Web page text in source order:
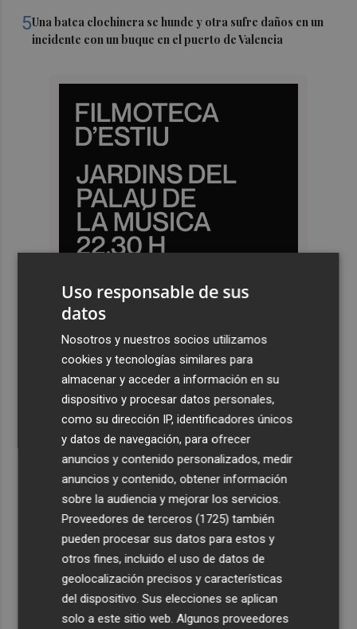
5Una batea clochinera se hunde y otra sufre daños en un
incidente con un buque en el puerto de Valencia
Uso responsable de sus
datos
Nosotros y nuestros socios utilizamos
cookies y tecnologías similares para
almacenar y acceder a información en su
dispositivo y procesar datos personales,
como su dirección IP, identificadores únicos
y datos de navegación, para ofrecer
anuncios y contenido personalizados, medir
anuncios y contenido, obtener información
sobre la audiencia y mejorar los servicios.
Proveedores de terceros (1725) también
pueden procesar sus datos para estos y
otros fines, incluido el uso de datos de
geolocalización precisos y características
del dispositivo. Sus elecciones se aplican
solo a este sitio web. Algunos proveedores